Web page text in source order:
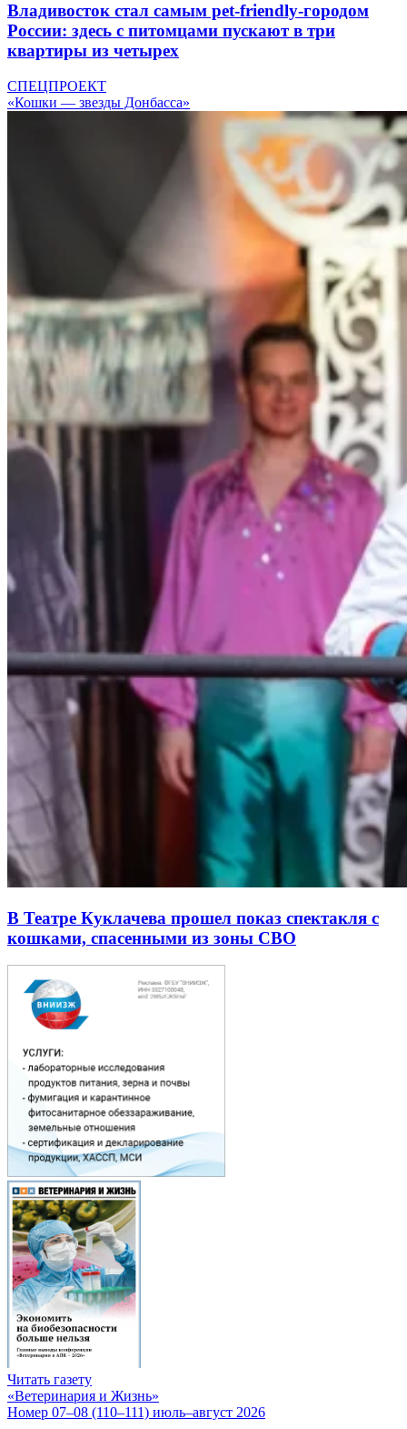
Владивосток стал самым pet-friendly-городом
России: здесь с питомцами пускают в три
квартиры из четырех
СПЕЦПРОЕКТ
«Кошки — звезды Донбасса»
В Театре Куклачева прошел показ спектакля с
кошками, спасенными из зоны СВО
Читать газету
«Ветеринария и Жизнь»
Номер 07–08 (110–111) июль–август 2026